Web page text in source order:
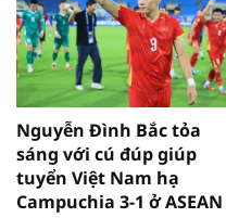
Nguyễn Đình Bắc tỏa
sáng với cú đúp giúp
tuyển Việt Nam hạ
Campuchia 3-1 ở ASEAN